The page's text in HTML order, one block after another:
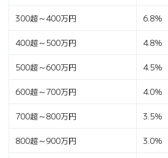
300超～400万円 6.8％
400超～500万円 4.8％
500超～600万円 4.5％
600超～700万円 4.0％
700超～800万円 3.5％
800超～900万円 3.0％